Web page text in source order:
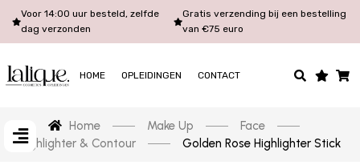
Voor 14:00 uur besteld, zelfde
dag verzonden
Gratis verzending bij een bestelling
van €75 euro
HOME OPLEIDINGEN CONTACT
Home Make Up
Face
Highlighter & Contour
Golden Rose Highlighter Stick